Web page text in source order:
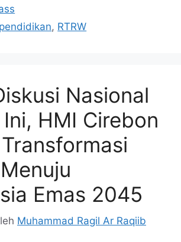
pendidikan, RTRW
Nasional
HMI Cirebon
Emas 2045
Muhammad Ragil Ar Raqiib